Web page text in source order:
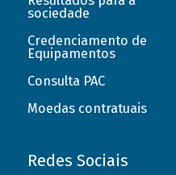
sociedade
Credenciamento de
Equipamentos
Consulta PAC
Moedas contratuais
Redes Sociais